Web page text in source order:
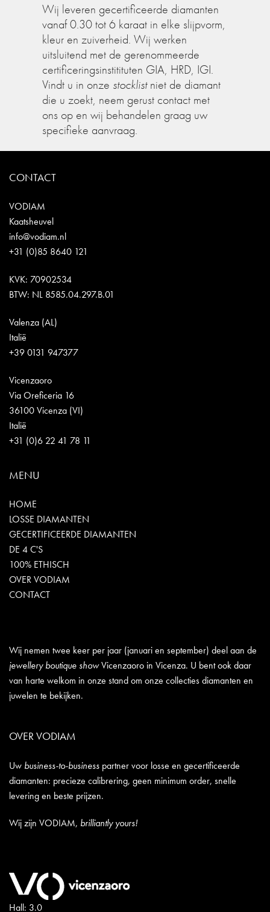
Wij leveren gecertificeerde diamanten
vanaf 0.30 tot 6 karaat in elke slijpvorm,
kleur en zuiverheid. Wij werken
uitsluitend met de gerenommeerde
certificeringsinstitituten GIA, HRD, IGI.
Vindt u in onze stocklistniet de diamant
die u zoekt, neem gerust contact met
ons op en wij behandelen graag uw
specifieke aanvraag.
CONTACT
VODIAM
Kaatsheuvel
info@vodiam.nl
+31 (0)85 8640 121
KVK: 70902534
BTW: NL 8585.04.297.B.01
Valenza (AL)
Italië
+39 0131 947377
Vicenzaoro
Via Oreficeria 16
36100 Vicenza (VI)
Italië
+31 (0)6 22 41 78 11
MENU
HOME
LOSSE DIAMANTEN
GECERTIFICEERDE DIAMANTEN
DE 4 C'S
100% ETHISCH
OVER VODIAM
CONTACT
Wij nemen twee keer per jaar (januari en september) deel aan de
jewellery boutique showVicenzaoro in Vicenza. U bent ook daar
van harte welkom in onze stand om onze collecties diamanten en
juwelen te bekijken.
OVER VODIAM
Uw business-to-business partner voor losse en gecertificeerde
diamanten: precieze calibrering, geen minimum order, snelle
levering en beste prijzen.
Wij zijn VODIAM, brilliantly yours!
Hall: 3.0